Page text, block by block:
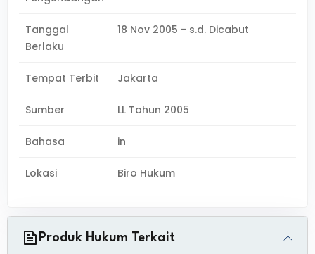
Tanggal
Berlaku
18 Nov 2005 - s.d. Dicabut
Tempat Terbit Jakarta
Sumber LL Tahun 2005
Bahasa in
Lokasi Biro Hukum
Produk Hukum Terkait